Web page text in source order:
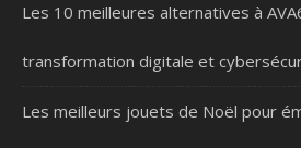
Les 10 meilleures alternatives à
transformation digitale et
Les meilleurs jouets de Noël pour